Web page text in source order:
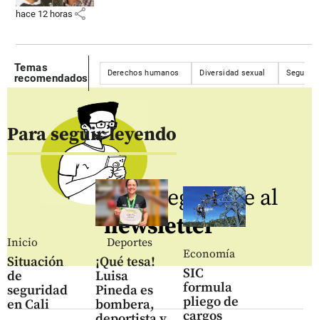
hace 12 horas share
Temas
recomendados
Derechos humanos Diversidad sexual
Para seguir leyendo
Inicio
Situación
de
seguridad
en Cali
Deportes
¡Qué tesa!
Luisa
Pineda es
bombera,
Economía
SIC
formula
pliego de
cargos
Regístrate al
newsletter